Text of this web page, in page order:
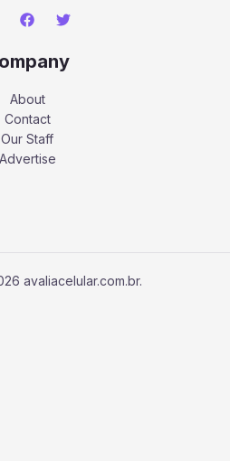
About
Contact
Our Staff
Advertise
avaliacelular.com.br.